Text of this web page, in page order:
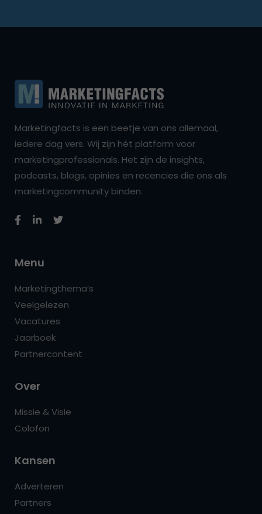
Marketingfacts is een beetje van ons allemaal,
iedere dag vers. Wij zijn hét platform voor
marketingprofessionals. Het zijn de insights,
podcasts, blogs, opinies en recencies die ons als
marketingcommunity binden.
Menu
Marketingthema’s
Veelgelezen
Vacatures
Jaarboek
Partnercontent
Over
Missie & Visie
Colofon
Kansen
Adverteren
Partners